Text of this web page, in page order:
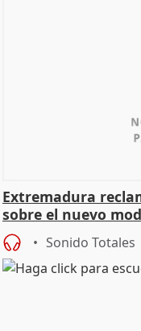
Extremadura
sobre el nuevo
Sonido Totales